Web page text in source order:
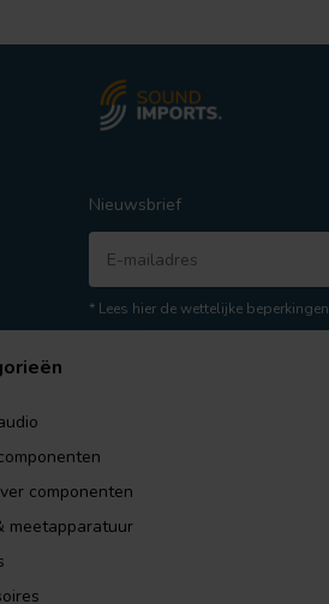
Nieuwsbrief
* Lees hier de wettelijke beperkingen
componenten
meetapparatuur